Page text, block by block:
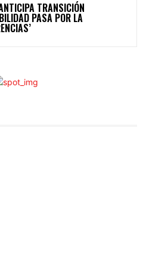
TRANSICIÓN
PASA POR LA